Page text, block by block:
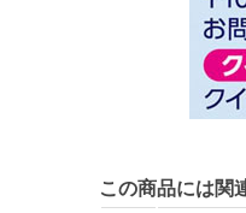
この商品には関